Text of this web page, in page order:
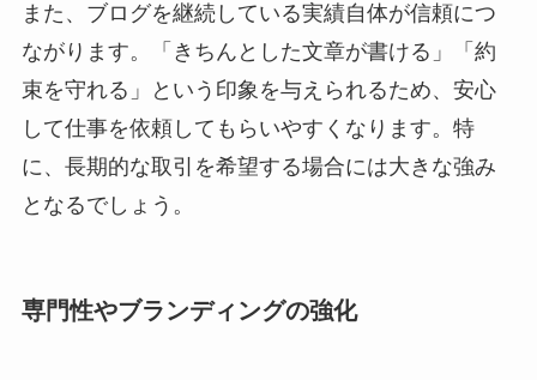
また、ブログを継続している実績自体が信頼につ
ながります。「きちんとした文章が書ける」「約
束を守れる」という印象を与えられるため、安心
して仕事を依頼してもらいやすくなります。特
に、長期的な取引を希望する場合には大きな強み
となるでしょう。
専門性やブランディングの強化